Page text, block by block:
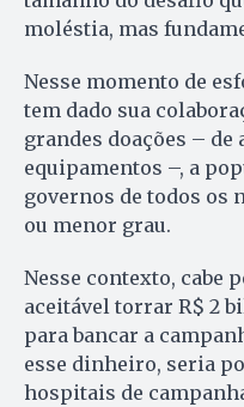
moléstia, mas
Nesse momento de
tem dado sua
grandes doações –
equipamentos –, a
governos de todos os
ou menor grau.
Nesse contexto, cabe
aceitável torrar R$ 2
para bancar a
esse dinheiro, seria
hospitais de